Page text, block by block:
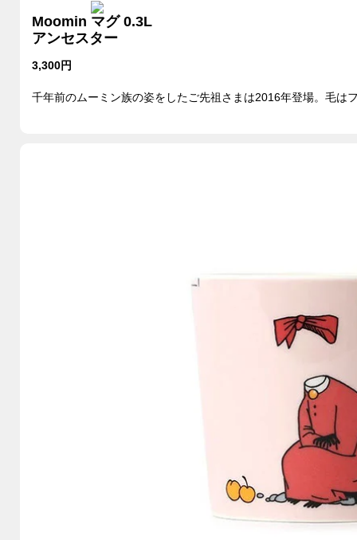
Moomin マグ 0.3L
アンセスター
3,300円
千年前のムーミン族の姿をしたご先祖さまは2016年登場。毛は